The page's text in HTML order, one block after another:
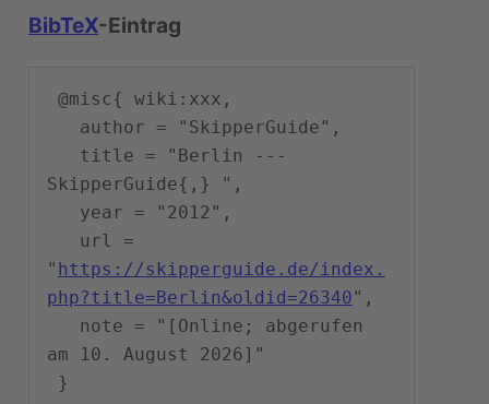
BibTeX-Eintrag
SkipperGuide{,} ",
" https://skipperguide.de/index.
php?title=Berlin&oldid=26340",
am 10. August 2026]"